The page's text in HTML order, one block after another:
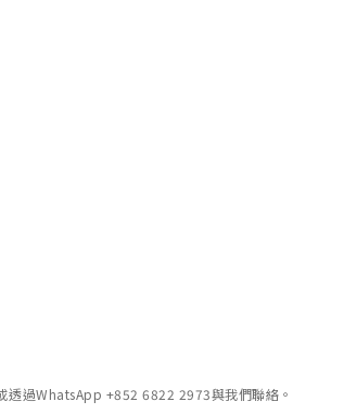
透過WhatsApp +852 6822 2973與我們聯絡。